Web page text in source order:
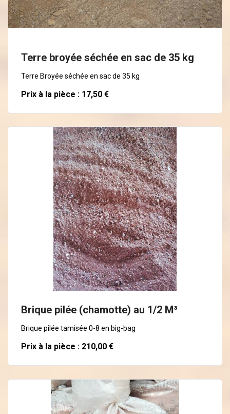
Terre broyée séchée en sac de 35 kg
Terre Broyée séchée en sac de 35 kg
Prix à la pièce : 17,50 €
En savoir plus
Brique pilée (chamotte) au 1/2 M³
Brique pilée tamisée 0-8 en big-bag
Prix à la pièce : 210,00 €
En savoir plus